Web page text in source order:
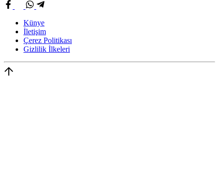
Künye
İletişim
Çerez Politikası
Gizlilik İlkeleri